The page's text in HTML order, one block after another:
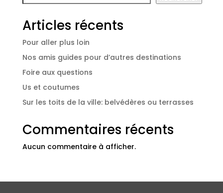
Articles récents
Pour aller plus loin
Nos amis guides pour d’autres destinations
Foire aux questions
Us et coutumes
Sur les toits de la ville: belvédères ou terrasses
Commentaires récents
Aucun commentaire à afficher.